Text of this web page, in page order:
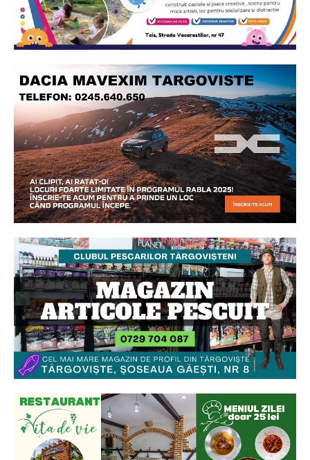
Ionuț Parghel
2de 2